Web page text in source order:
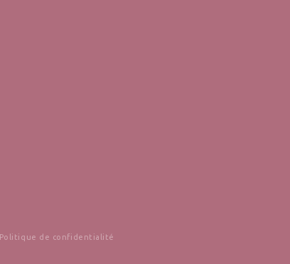
Politique de confidentialité